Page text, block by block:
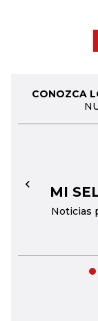
CONOZCA
MI
Noticias
←